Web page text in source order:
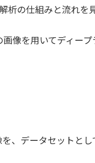
析の仕組みと流れを
像を用いてディー
、データセットとし